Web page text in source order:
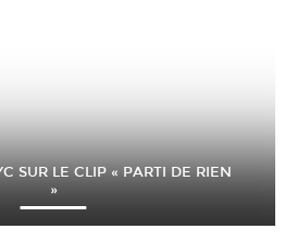
SUR LE CLIP « PARTI DE RIEN
»